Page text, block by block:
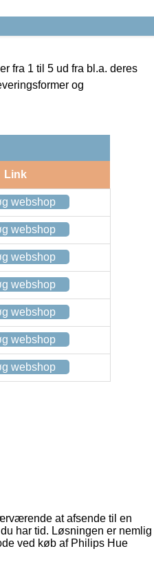
fra 1 til 5 ud fra bl.a. deres
og
Link
webshop
webshop
webshop
webshop
webshop
webshop
webshop
at afsende til en
har tid. Løsningen er nemlig
ved køb af Philips Hue